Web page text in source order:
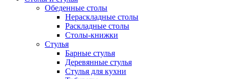
Обеденные столы
Нераскладные столы
Раскладные столы
Столы-книжки
Стулья
Барные стулья
Деревянные стулья
Стулья для кухни